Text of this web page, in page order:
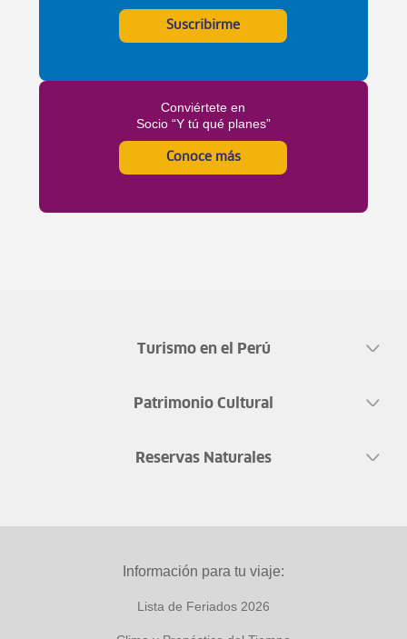
Suscribirme
Conviértete en
Socio “Y tú qué planes”
Conoce más
Turismo en el Perú
Patrimonio Cultural
Reservas Naturales
Información para tu viaje:
Lista de Feriados 2026